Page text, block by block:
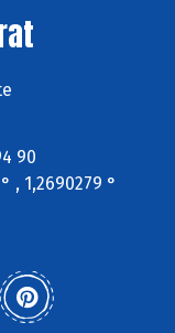
90
, 1,2690279 °